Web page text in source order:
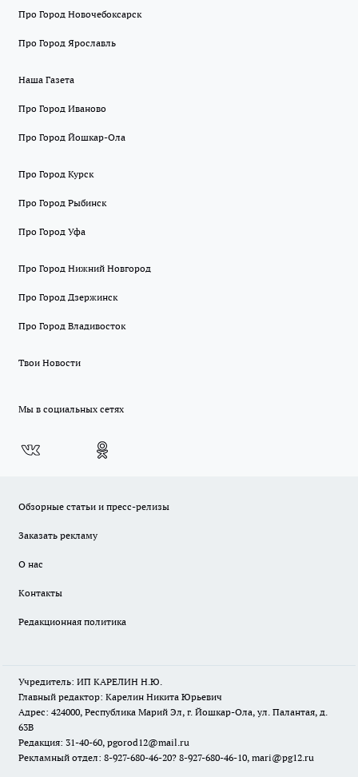
Про Город Новочебоксарск
Про Город Ярославль
Наша Газета
Про Город Иваново
Про Город Йошкар-Ола
Про Город Курск
Про Город Рыбинск
Про Город Уфа
Про Город Нижний Новгород
Про Город Дзержинск
Про Город Владивосток
Твои Новости
Мы в социальных сетях
Обзорные статьи и пресс-релизы
Заказать рекламу
О нас
Контакты
Редакционная политика
Учредитель: ИП КАРЕЛИН Н.Ю.
Главный редактор: Карелин Никита Юрьевич
Адрес: 424000, Республика Марий Эл, г. Йошкар-Ола, ул. Палантая, д.
63В
Редакция: 31-40-60, pgorod12@mail.ru
Рекламный отдел: 8-927-680-46-20? 8-927-680-46-10, mari@pg12.ru